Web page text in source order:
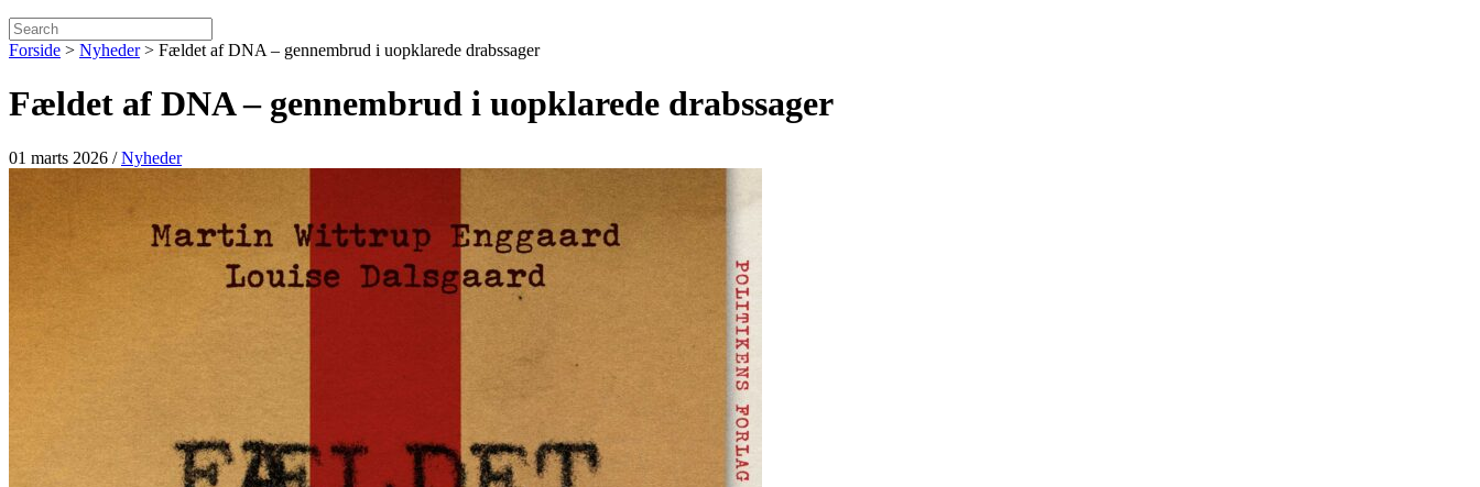
Forside > Nyheder> Fældet af DNA – gennembrud i uopklarede drabssager
Fældet af DNA – gennembrud i uopklarede drabssager
01 marts 2026 /Nyheder